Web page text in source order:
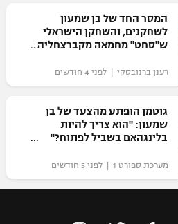
המסר החד של בן שמעון
לשחקנים, והשחקן הישראלי
ש"סחט" מחמאה מקברצחליה
רענן ברנובסקי | לפני 4 חודשים
גוטמן הופתע מהצעד של בן
שמעון: "הוא צריך להיות
בלינגהאם בשביל לפתוח?"
מערכת ספורט 1 | לפני 5 חודשים